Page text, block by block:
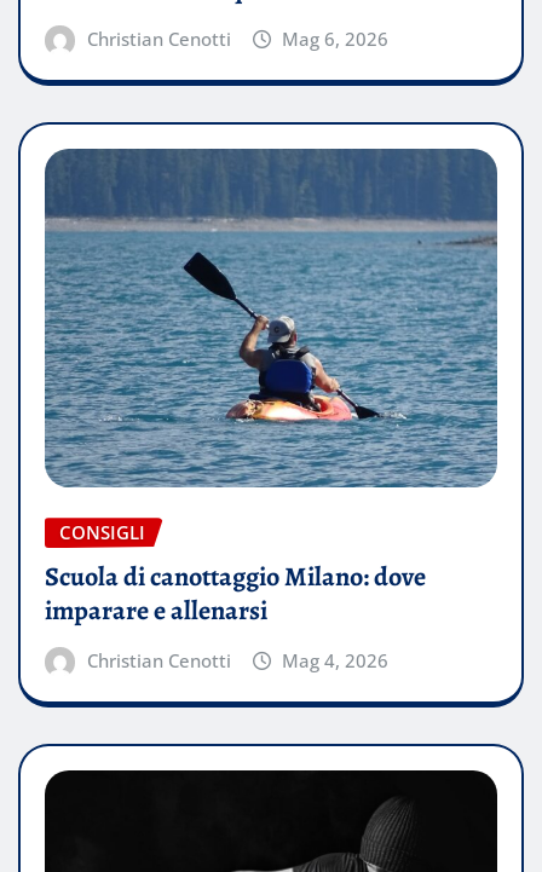
Christian Cenotti Mag 6, 2026
CONSIGLI
Scuola di canottaggio Milano: dove
imparare e allenarsi
Christian Cenotti Mag 4, 2026